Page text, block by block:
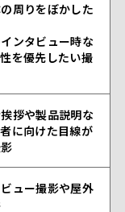
周りをぼかした
インタビュー時な
を優先したい撮
挨拶や製品説明な
に向けた目線が
ビュー撮影や屋外